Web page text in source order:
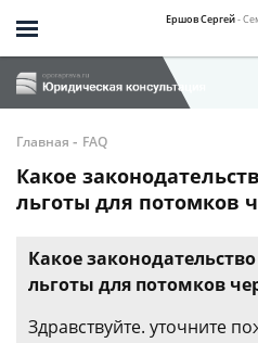
Ершов Сергей-
Главная - FAQ
Какое
льготы для потомков
Какое
льготы для потомков
Здравствуйте. уточните